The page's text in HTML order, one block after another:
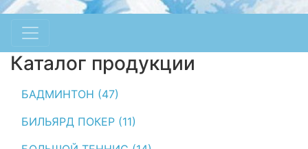
Каталог продукции
БАДМИНТОН (47)
БИЛЬЯРД ПОКЕР (11)